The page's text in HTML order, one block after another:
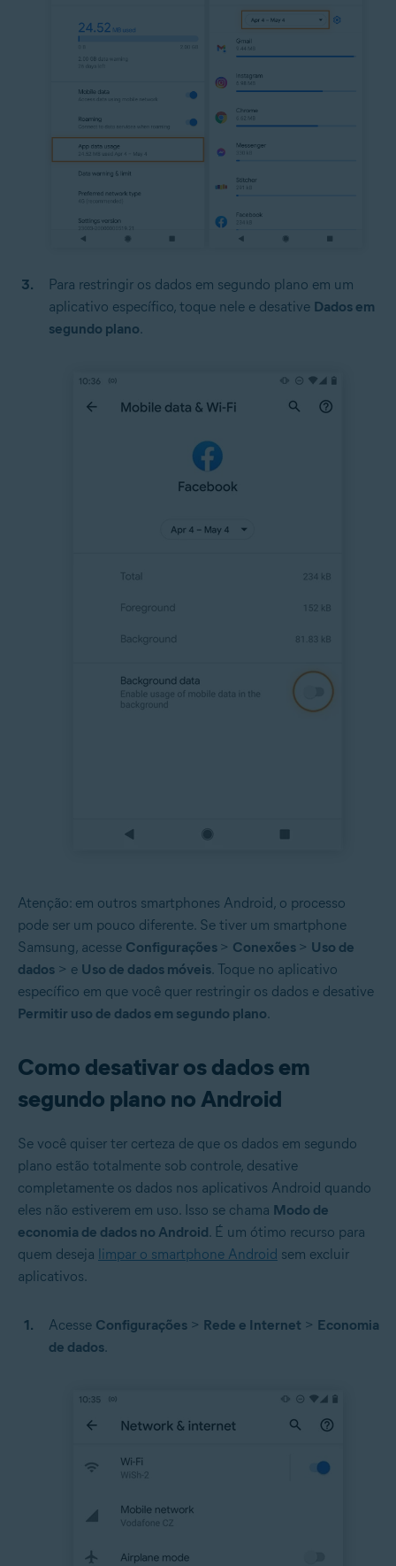
Para restringir os dados em segundo plano em um
aplicativo específico, toque nele e desative Dados em
segundo plano.
Atenção: em outros smartphones Android, o processo
pode ser um pouco diferente. Se tiver um smartphone
Samsung, acesse Configurações > Conexões > Uso de
dados > e Uso de dados móveis. Toque no aplicativo
específico em que você quer restringir os dados e desative
Permitir uso de dados em segundo plano.
Como desativar os dados em
segundo plano no Android
Se você quiser ter certeza de que os dados em segundo
plano estão totalmente sob controle, desative
completamente os dados nos aplicativos Android quando
eles não estiverem em uso. Isso se chama Modo de
economia de dados no Android. É um ótimo recurso para
quem deseja limpar o smartphone Android sem excluir
aplicativos.
Acesse Configurações > Rede e Internet > Economia
de dados.